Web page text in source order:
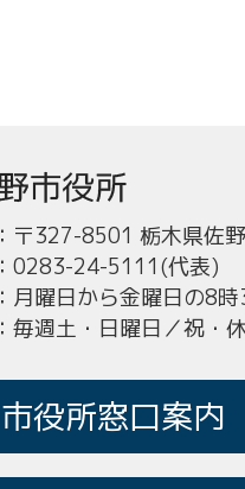
： 〒327-8501 栃木県佐
： 0283-24-5111(代表)
： 月曜日から金曜日の8
： 毎週土・日曜日／祝・
市役所窓口案内